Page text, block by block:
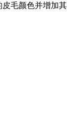
毛颜色并增加其